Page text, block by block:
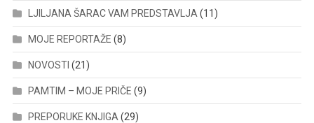
LJILJANA ŠARAC VAM PREDSTAVLJA (11)
MOJE REPORTAŽE (8)
NOVOSTI (21)
PAMTIM – MOJE PRIČE (9)
PREPORUKE KNJIGA (29)